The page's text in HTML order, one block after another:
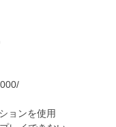
ョンを使用